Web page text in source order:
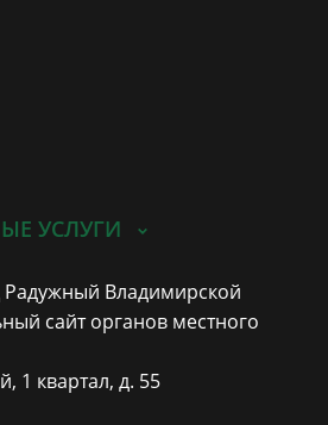
УСЛУГИ
Владимирской
сайт органов местного
1 квартал, д. 55